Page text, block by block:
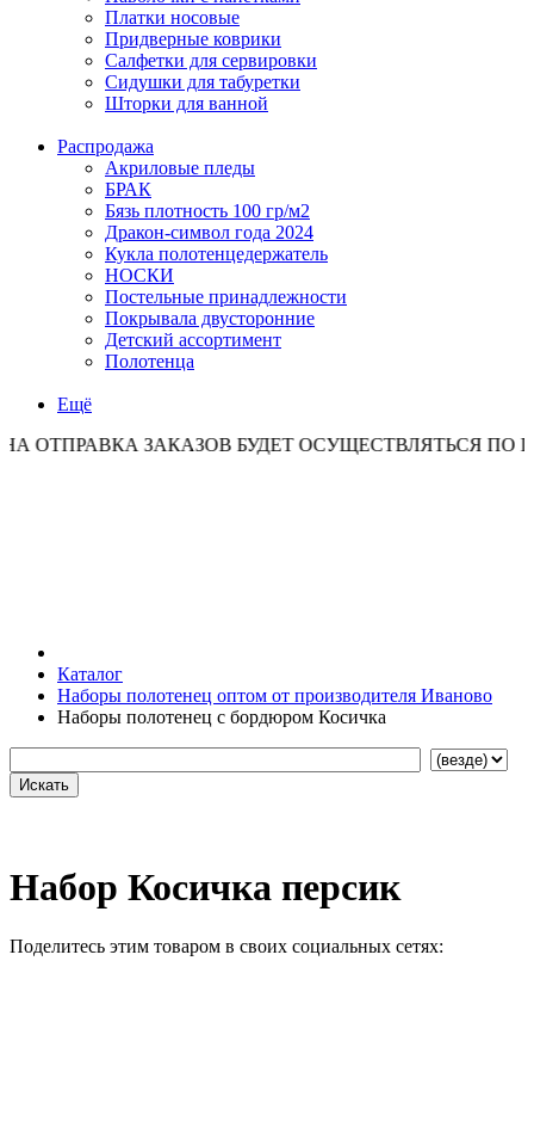
Платки носовые
Придверные коврики
Салфетки для сервировки
Сидушки для табуретки
Шторки для ванной
Распродажа
Акриловые пледы
БРАК
Бязь плотность 100 гр/м2
Дракон-символ года 2024
Кукла полотенцедержатель
НОСКИ
Постельные принадлежности
Покрывала двусторонние
Детский ассортимент
Полотенца
Ещё
ЗАКАЗОВ БУДЕТ ОСУЩЕСТВЛЯТЬСЯ ПО
Каталог
Наборы полотенец оптом от производителя Иваново
Наборы полотенец с бордюром Косичка
Набор Косичка персик
Поделитесь этим товаром в своих социальных сетях: